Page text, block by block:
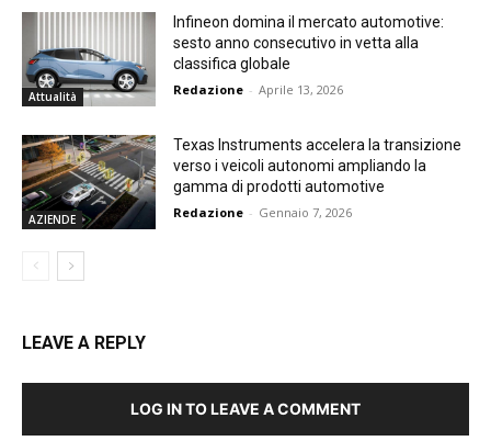
Attualità
Infineon domina il mercato automotive:
sesto anno consecutivo in vetta alla
classifica globale
Redazione - Aprile 13, 2026
AZIENDE
Texas Instruments accelera la transizione
verso i veicoli autonomi ampliando la
gamma di prodotti automotive
Redazione - Gennaio 7, 2026
LEAVE A REPLY
LOG IN TO LEAVE A COMMENT